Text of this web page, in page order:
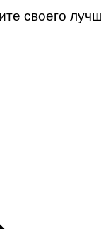
своего